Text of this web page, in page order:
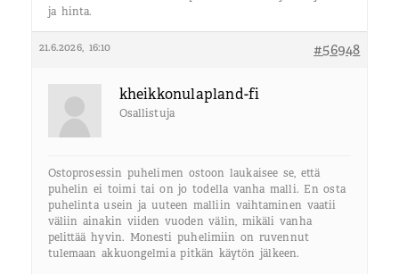
ja hinta.
21.6.2026, 16:10 #56948
kheikkonulapland-fi
Osallistuja
Ostoprosessin puhelimen ostoon laukaisee se, että
puhelin ei toimi tai on jo todella vanha malli. En osta
puhelinta usein ja uuteen malliin vaihtaminen vaatii
väliin ainakin viiden vuoden välin, mikäli vanha
pelittää hyvin. Monesti puhelimiin on ruvennut
tulemaan akkuongelmia pitkän käytön jälkeen.